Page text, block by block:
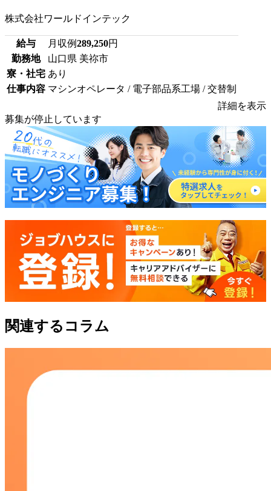
株式会社ワールドインテック
給与 月収例289,250円
勤務地
山口県 美祢市
寮・社宅 あり
仕事内容 マシンオペレータ / 電子部品系工場 / 交替制
詳細を表示
募集が停止しています
関連するコラム